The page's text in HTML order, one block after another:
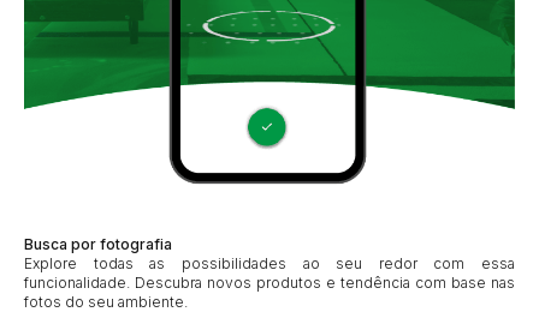
Busca por fotografia
Explore todas as possibilidades ao seu redor com essa
funcionalidade. Descubra novos produtos e tendência com base nas
fotos do seu ambiente.